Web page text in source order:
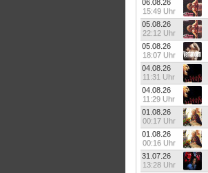
06.08.26
15:49 Uhr
05.08.26
22:12 Uhr
05.08.26
18:07 Uhr
04.08.26
11:31 Uhr
04.08.26
11:29 Uhr
01.08.26
00:17 Uhr
01.08.26
00:16 Uhr
31.07.26
13:28 Uhr